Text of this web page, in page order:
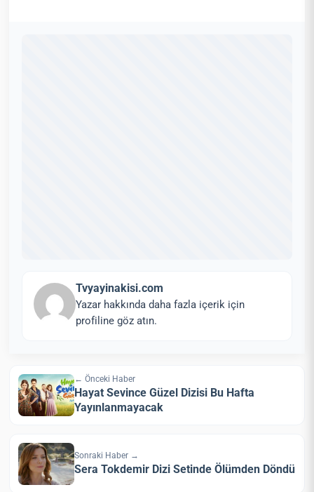
Tvyayinakisi.com
Yazar hakkında daha fazla içerik için
profiline göz atın.
← Önceki Haber
Hayat Sevince Güzel Dizisi Bu Hafta
Yayınlanmayacak
Sonraki Haber →
Sera Tokdemir Dizi Setinde Ölümden Döndü